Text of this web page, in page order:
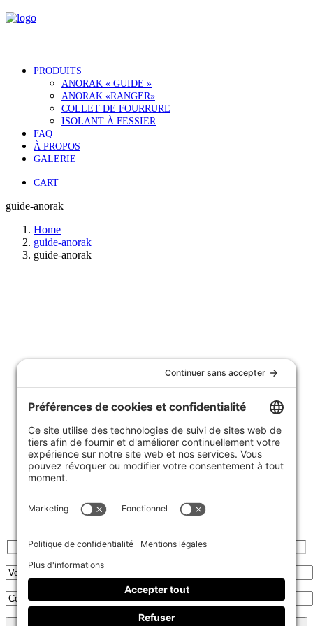
PRODUITS
ANORAK « GUIDE »
ANORAK «RANGER»
COLLET DE FOURRURE
ISOLANT À FESSIER
FAQ
À PROPOS
GALERIE
CART
guide-anorak
Home
guide-anorak
guide-anorak
FAQ
Achats de groupe
Politique de confidentialité
Inscrivez-vous à l’infolettre :